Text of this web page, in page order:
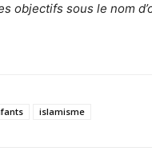
objectifs sous le nom
islamisme